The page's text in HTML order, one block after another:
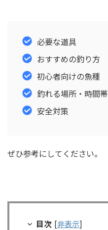
必要な道具
おすすめの釣り方
初心者向けの魚種
釣れる場所・時間帯
安全対策
ぜひ参考にしてください。
目次 [非表示]